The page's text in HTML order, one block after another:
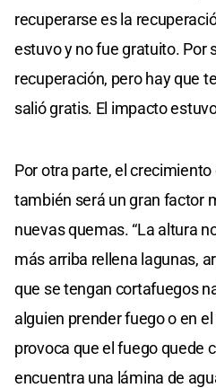
recuperarse es la
estuvo y no fue gratuito. Por
recuperación, pero hay que
salió gratis. El impacto
Por otra parte, el
también será un gran factor
nuevas quemas. “La altura
más arriba rellena lagunas,
que se tengan cortafuegos
alguien prender fuego o en
provoca que el fuego quede
encuentra una lámina de